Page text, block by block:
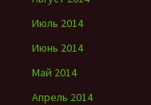
Июль 2014
Июнь 2014
Май 2014
Апрель 2014